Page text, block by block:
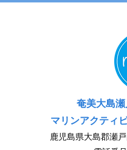
奄美大島
マリンアクティ
鹿児島県大島郡瀬